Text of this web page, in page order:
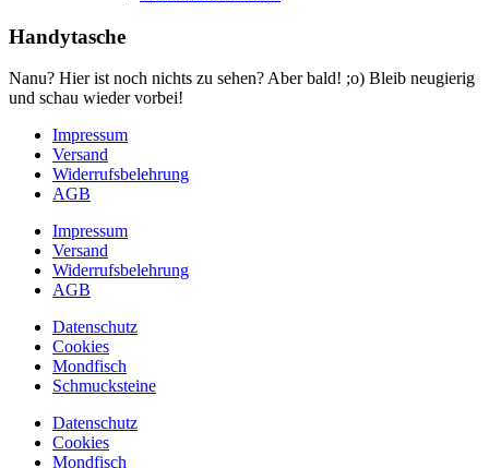
Handytasche
Nanu? Hier ist noch nichts zu sehen? Aber bald! ;o) Bleib neugierig
und schau wieder vorbei!
Impressum
Versand
Widerrufsbelehrung
AGB
Impressum
Versand
Widerrufsbelehrung
AGB
Datenschutz
Cookies
Mondfisch
Schmucksteine
Datenschutz
Cookies
Mondfisch